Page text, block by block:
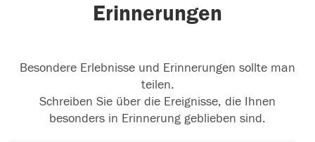
Erinnerungen
Besondere Erlebnisse und Erinnerungen sollte man
teilen.
Schreiben Sie über die Ereignisse, die Ihnen
besonders in Erinnerung geblieben sind.